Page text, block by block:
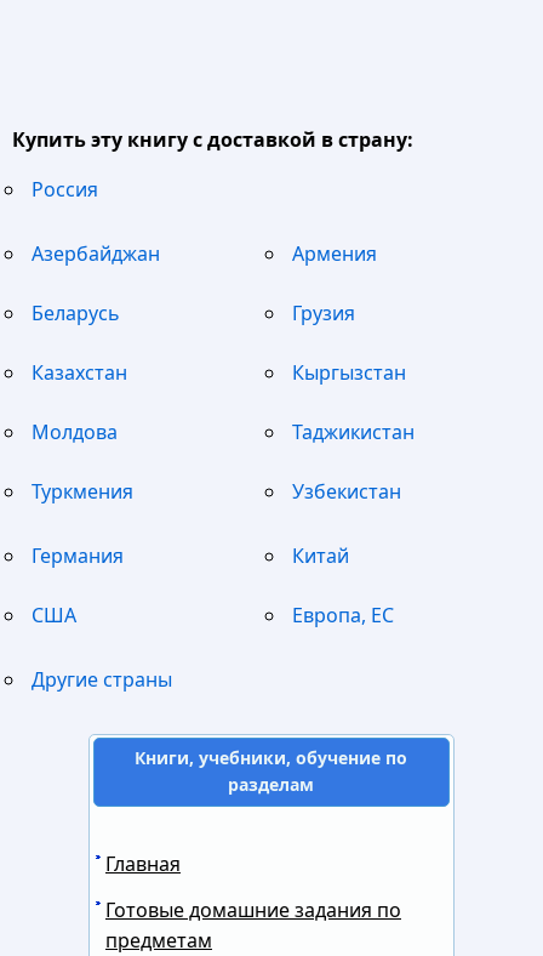
Купить эту книгу с доставкой в страну:
Россия
Азербайджан Армения
Беларусь Грузия
Казахстан Кыргызстан
Молдова Таджикистан
Туркмения Узбекистан
Германия Китай
США Европа, ЕС
Другие страны
Книги, учебники, обучение по
разделам
Главная
Готовые домашние задания по
предметам